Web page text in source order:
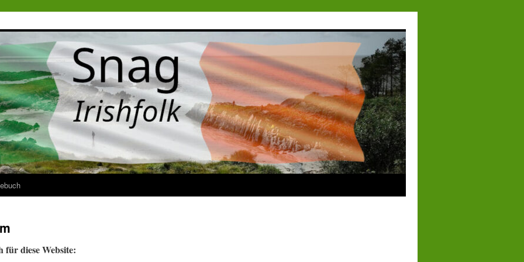
diese Website: